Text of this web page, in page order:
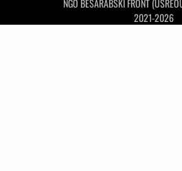
NGO BESARABSKI FRONT
2021-2026